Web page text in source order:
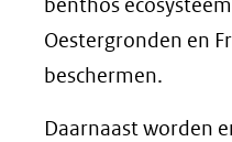
nieuw
Oestergronden en
beschermen.
Daarnaast worden